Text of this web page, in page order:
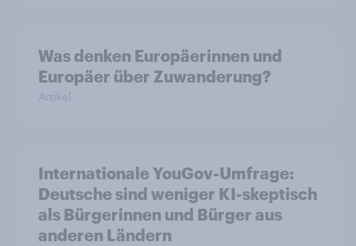
Was denken Europäerinnen und
Europäer über Zuwanderung?
Artikel
Internationale YouGov-Umfrage:
Deutsche sind weniger KI-skeptisch
als Bürgerinnen und Bürger aus
anderen Ländern